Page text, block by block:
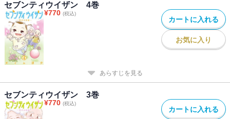
セブンティウイザン 4巻
¥770 (税込)
カートに入れる
お気に入り
あらすじを見る
セブンティウイザン 3巻
¥770 (税込)
カートに入れる